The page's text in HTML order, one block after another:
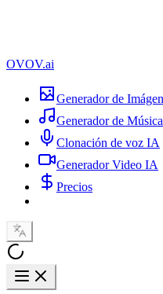
OVOV.ai
Generador de
Generador de
Clonación de voz IA
Generador Video IA
Precios